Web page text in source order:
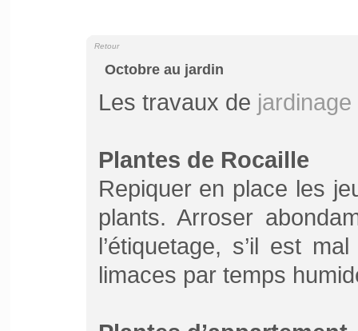
Octobre au jardin
Retour
Les travaux de
Plantes de Rocaille
Repiquer en place les
plants. Arroser
l’étiquetage, s’il est
limaces par temps